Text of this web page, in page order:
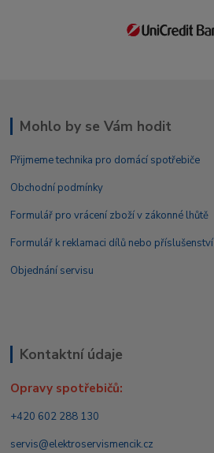
Mohlo by se Vám hodit
Přijmeme technika pro domácí spotřebiče
Obchodní podmínky
Formulář pro vrácení zboží v zákonné lhůtě
Formulář k reklamaci dílů nebo příslušenství
Objednání servisu
Kontaktní údaje
Opravy spotřebičů:
+420 602 288 130
servis@elektroservismencik.cz